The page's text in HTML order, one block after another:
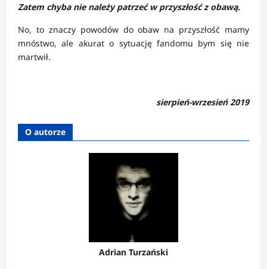
Zatem chyba nie należy patrzeć w przyszłość z obawą.
No, to znaczy powodów do obaw na przyszłość mamy
mnóstwo, ale akurat o sytuację fandomu bym się nie
martwił.
sierpień-wrzesień 2019
O autorze
Adrian Turzański